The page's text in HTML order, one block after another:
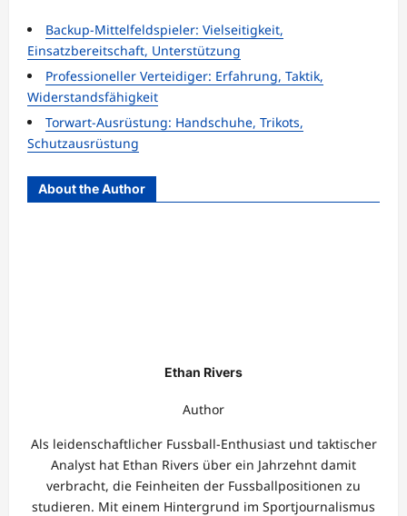
Backup-Mittelfeldspieler: Vielseitigkeit,
Einsatzbereitschaft, Unterstützung
Professioneller Verteidiger: Erfahrung, Taktik,
Widerstandsfähigkeit
Torwart-Ausrüstung: Handschuhe, Trikots,
Schutzausrüstung
About the Author
Ethan Rivers
Author
Als leidenschaftlicher Fussball-Enthusiast und taktischer
Analyst hat Ethan Rivers über ein Jahrzehnt damit
verbracht, die Feinheiten der Fussballpositionen zu
studieren. Mit einem Hintergrund im Sportjournalismus